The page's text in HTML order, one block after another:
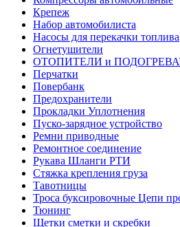
Крепеж
Набор автомобилиста
Насосы для перекачки топлива
Огнетушители
ОТОПИТЕЛИ и
Перчатки
Повербанк
Предохранители
Прокладки Уплотнения
Пуско-зарядное устройство
Ремни приводные
Ремонтное соединение
Рукава Шланги РТИ
Стяжка крепления груза
Тавотницы
Троса буксировочные Цепи
Тюнинг
Щетки сметки и скребки